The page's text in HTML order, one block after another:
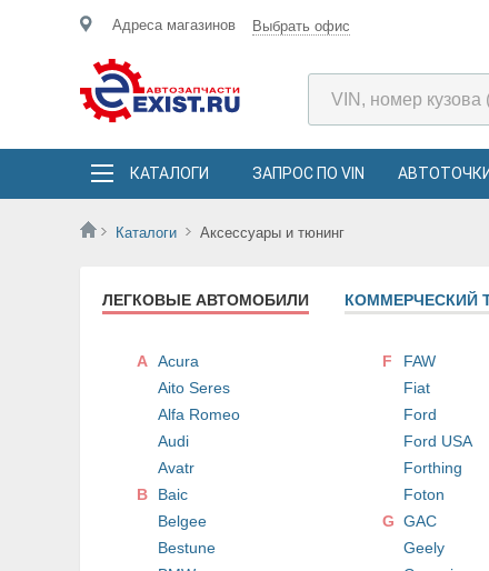
Адреса магазинов Выбрать офис
КАТАЛОГИ ЗАПРОС ПО VIN АВТОТОЧКИ
Каталоги Аксессуары и тюнинг
ЛЕГКОВЫЕ АВТОМОБИЛИ КОММЕРЧЕСКИЙ
A Acura
Aito Seres
Alfa Romeo
Audi
Avatr
B
Baic
Belgee
Bestune
F
FAW
Fiat
Ford
Ford USA
Forthing
Foton
G GAC
Geely